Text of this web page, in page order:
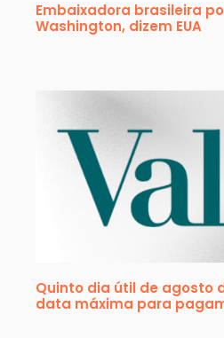
Embaixadora brasileira
Washington, dizem EUA
Quinto dia útil de agosto
data máxima para